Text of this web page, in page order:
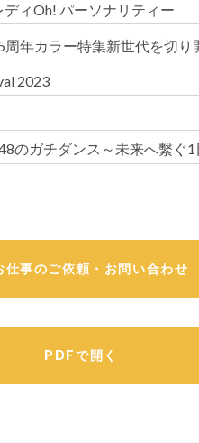
ィOh! パーソナリティー
年カラー特集新世代を切り
2023
のガチダンス～未来へ繫ぐ
仕事のご依頼・お問い合わせ
PDFで開く